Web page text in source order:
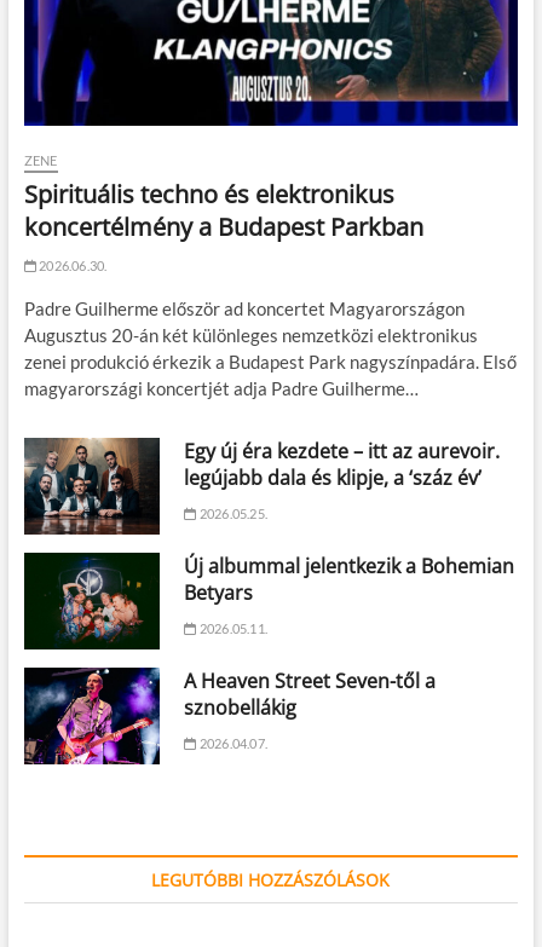
ZENE
Spirituális techno és elektronikus
koncertélmény a Budapest Parkban
2026.06.30.
Padre Guilherme először ad koncertet Magyarországon
Augusztus 20-án két különleges nemzetközi elektronikus
zenei produkció érkezik a Budapest Park nagyszínpadára. Első
magyarországi koncertjét adja Padre Guilherme…
Egy új éra kezdete – itt az aurevoir.
legújabb dala és klipje, a ‘száz év’
2026.05.25.
Új albummal jelentkezik a Bohemian
Betyars
2026.05.11.
A Heaven Street Seven-től a
sznobellákig
2026.04.07.
LEGUTÓBBI HOZZÁSZÓLÁSOK